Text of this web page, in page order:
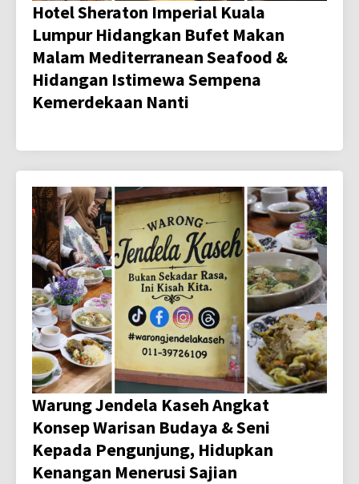
Hotel Sheraton Imperial Kuala
Lumpur Hidangkan Bufet Makan
Malam Mediterranean Seafood &
Hidangan Istimewa Sempena
Kemerdekaan Nanti
Warung Jendela Kaseh Angkat
Konsep Warisan Budaya & Seni
Kepada Pengunjung, Hidupkan
Kenangan Menerusi Sajian